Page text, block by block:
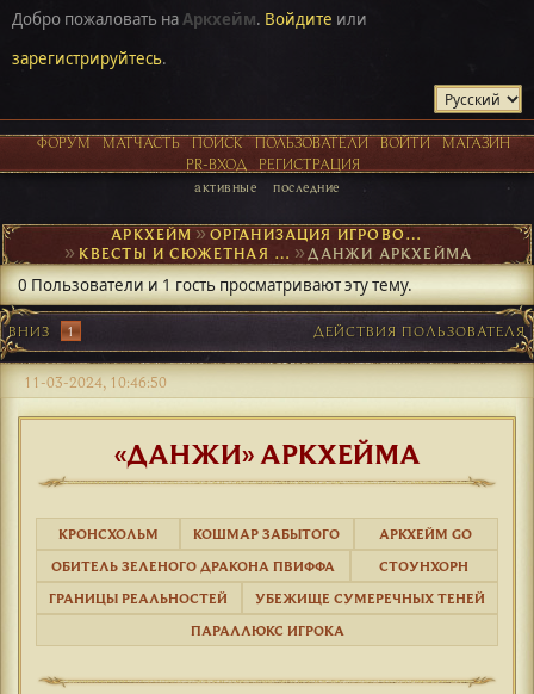
Добро пожаловать наАркхейм. Войдите или
зарегистрируйтесь.
ФОРУМ МАТЧАСТЬ ПОИСК ПОЛЬЗОВАТЕЛИ ВОЙТИ
МАГАЗИН
PR-ВХОД
РЕГИСТРАЦИЯ
активные последние
АРКХЕЙМ► ОРГАНИЗАЦИЯ ИГРОВОГО ПРОЦЕССА
► КВЕСТЫ И СЮЖЕТНАЯ ОСНОВА ►ДАНЖИ АРКХЕЙМА
0 Пользователи и 1 гость просматривают эту тему.
ВНИЗ 1 ДЕЙСТВИЯ ПОЛЬЗОВАТЕЛЯ
11-03-2024, 10:46:50
«ДАНЖИ» АРКХЕЙМА
КРОНСХОЛЬМ КОШМАР ЗАБЫТОГО
АРКХЕЙМ GO
ОБИТЕЛЬ ЗЕЛЕНОГО ДРАКОНА ПВИФФА
СТОУНХОРН
ГРАНИЦЫ РЕАЛЬНОСТЕЙ
УБЕЖИЩЕ СУМЕРЕЧНЫХ ТЕНЕЙ
ПАРАЛЛЮКС ИГРОКА